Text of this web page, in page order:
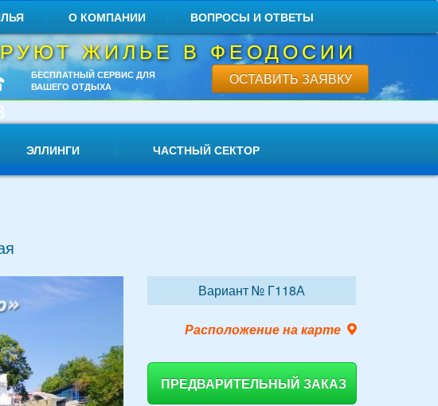
О КОМПАНИИ ВОПРОСЫ И ОТВЕТЫ
ЖИЛЬЕ В ФЕОДОСИИ
БЕСПЛАТНЫЙ СЕРВИС ДЛЯ
ВАШЕГО ОТДЫХА
ОСТАВИТЬ ЗАЯВКУ
ЭЛЛИНГИ ЧАСТНЫЙ СЕКТОР
Вариант № Г118А
Расположение на карте
ПРЕДВАРИТЕЛЬНЫЙ ЗАКАЗ